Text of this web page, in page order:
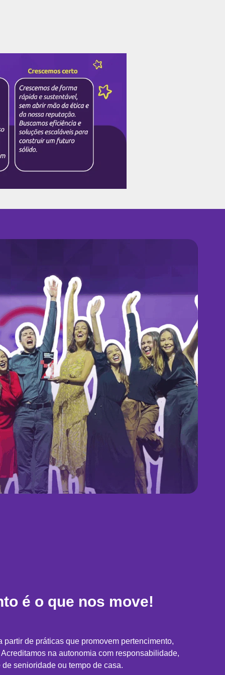
é o que nos move!
partir de práticas que promovem pertencimento,
na autonomia com responsabilidade,
senioridade ou tempo de casa.